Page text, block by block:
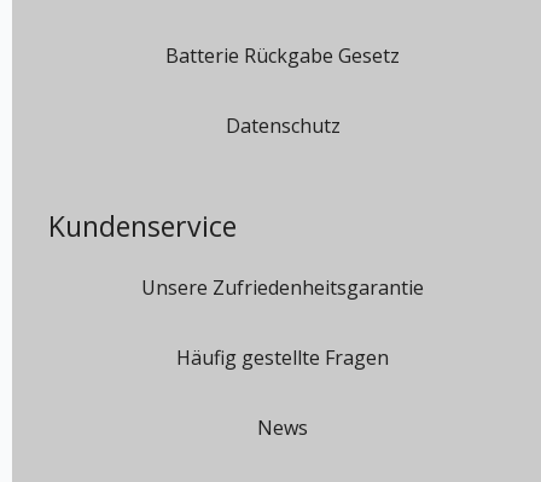
Batterie Rückgabe Gesetz
Datenschutz
Kundenservice
Unsere Zufriedenheitsgarantie
Häufig gestellte Fragen
News